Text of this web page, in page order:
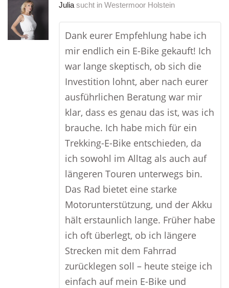
Julia sucht in Westermoor Holstein
Dank eurer Empfehlung habe ich
mir endlich ein E-Bike gekauft! Ich
war lange skeptisch, ob sich die
Investition lohnt, aber nach eurer
ausführlichen Beratung war mir
klar, dass es genau das ist, was ich
brauche. Ich habe mich für ein
Trekking-E-Bike entschieden, da
ich sowohl im Alltag als auch auf
längeren Touren unterwegs bin.
Das Rad bietet eine starke
Motorunterstützung, und der Akku
hält erstaunlich lange. Früher habe
ich oft überlegt, ob ich längere
Strecken mit dem Fahrrad
zurücklegen soll – heute steige ich
einfach auf mein E-Bike und